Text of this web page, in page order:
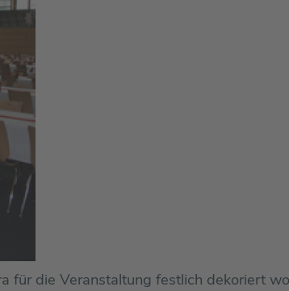
für die Veranstaltung festlich dekoriert